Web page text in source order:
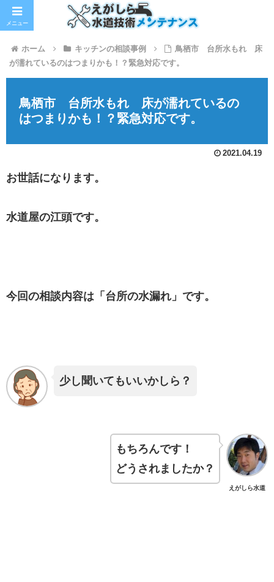
ホーム キッチンの相談事例
鳥栖市 台所水もれ 床
が濡れているのはつまりかも！？緊急対応です。
鳥栖市 台所水もれ 床が濡れているの
はつまりかも！？緊急対応です。
2021.04.19
お世話になります。
水道屋の江頭です。
今回の相談内容は「台所の水漏れ」です。
少し聞いてもいいかしら？
えがしら水道
もちろんです！
どうされましたか？
メニュー